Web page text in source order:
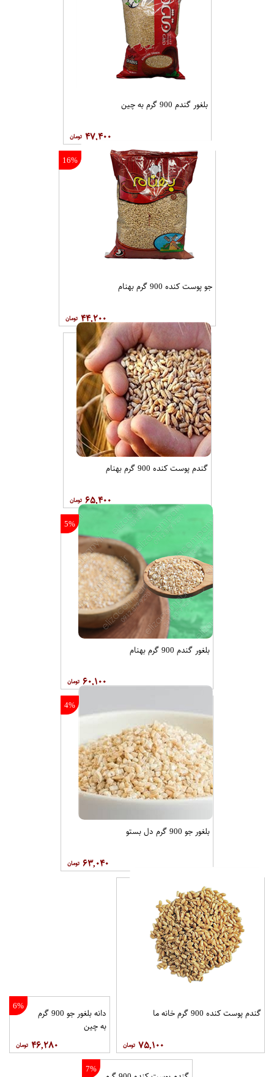
بلغور گندم 900 گرم به چین
۴۷,۴۰۰
16%
جو پوست کنده 900 گرم بهنام
۴۴,۲۰۰
گندم پوست کنده 900 گرم بهنام
۶۵,۴۰۰
5%
بلغور گندم 900 گرم بهنام
۶۰,۱۰۰
4%
بلغور جو 900 گرم دل بستو
۶۳,۰۴۰
گندم پوست کنده 900 گرم خانه ما
۷۵,۱۰۰
6%
دانه بلغور جو 900 گرم
به چین
۴۶,۲۸۰
7%